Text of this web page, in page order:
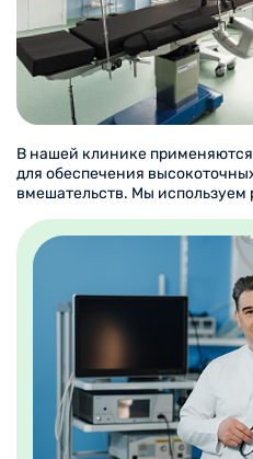
В нашей клинике
для обеспечения
вмешательств. Мы
инвазивностью и
установки и
сократить
осложнений. Цифровой
последнего поколения
диагностику.